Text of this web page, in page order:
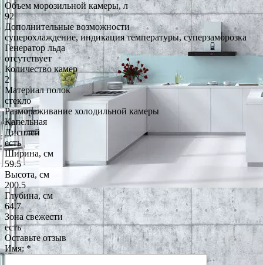
Объем морозильной камеры, л
92
Дополнительные возможности
суперохлаждение, индикация температуры, суперзаморозка
Генератор льда
отсутствует
Количество камер
2
Материал полок
стекло
Размораживание холодильной камеры
Капельная
Дисплей
есть
Ширина, см
59.5
Высота, см
200.5
Глубина, см
64.7
Зона свежести
есть
Оставьте отзыв
Имя:*